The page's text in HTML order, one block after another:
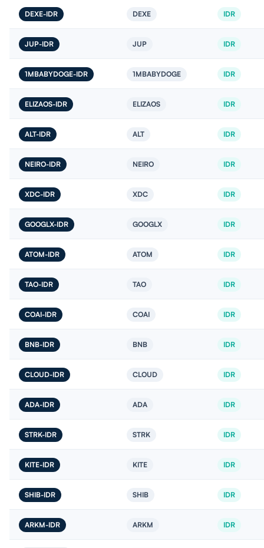
DEXE-IDR DEXE IDR
JUP-IDR JUP IDR
1MBABYDOGE-IDR 1MBABYDOGE IDR
ELIZAOS-IDR ELIZAOS IDR
ALT-IDR ALT IDR
NEIRO-IDR NEIRO IDR
XDC-IDR XDC IDR
GOOGLX-IDR GOOGLX IDR
ATOM-IDR ATOM IDR
TAO-IDR TAO IDR
COAI-IDR COAI IDR
BNB-IDR BNB IDR
CLOUD-IDR CLOUD IDR
ADA-IDR ADA IDR
STRK-IDR STRK IDR
KITE-IDR KITE IDR
SHIB-IDR SHIB IDR
ARKM-IDR ARKM IDR